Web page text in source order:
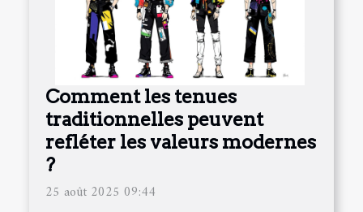
Comment les tenues
traditionnelles peuvent
refléter les valeurs modernes
?
25 août 2025 09:44